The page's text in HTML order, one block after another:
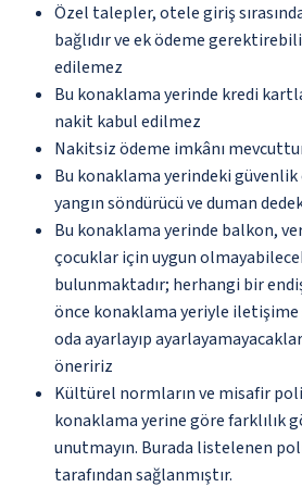
Özel talepler, otele giriş
bağlıdır ve ek ödeme
edilemez
Bu konaklama yerinde kredi
nakit kabul edilmez
Nakitsiz ödeme imkânı
Bu konaklama yerindeki
yangın söndürücü ve duman
Bu konaklama yerinde balkon,
çocuklar için uygun
bulunmaktadır; herhangi bir
önce konaklama yeriyle
oda ayarlayıp
öneririz
Kültürel normların ve misafir
konaklama yerine göre farklılık
unutmayın. Burada listelenen
tarafından sağlanmıştır.